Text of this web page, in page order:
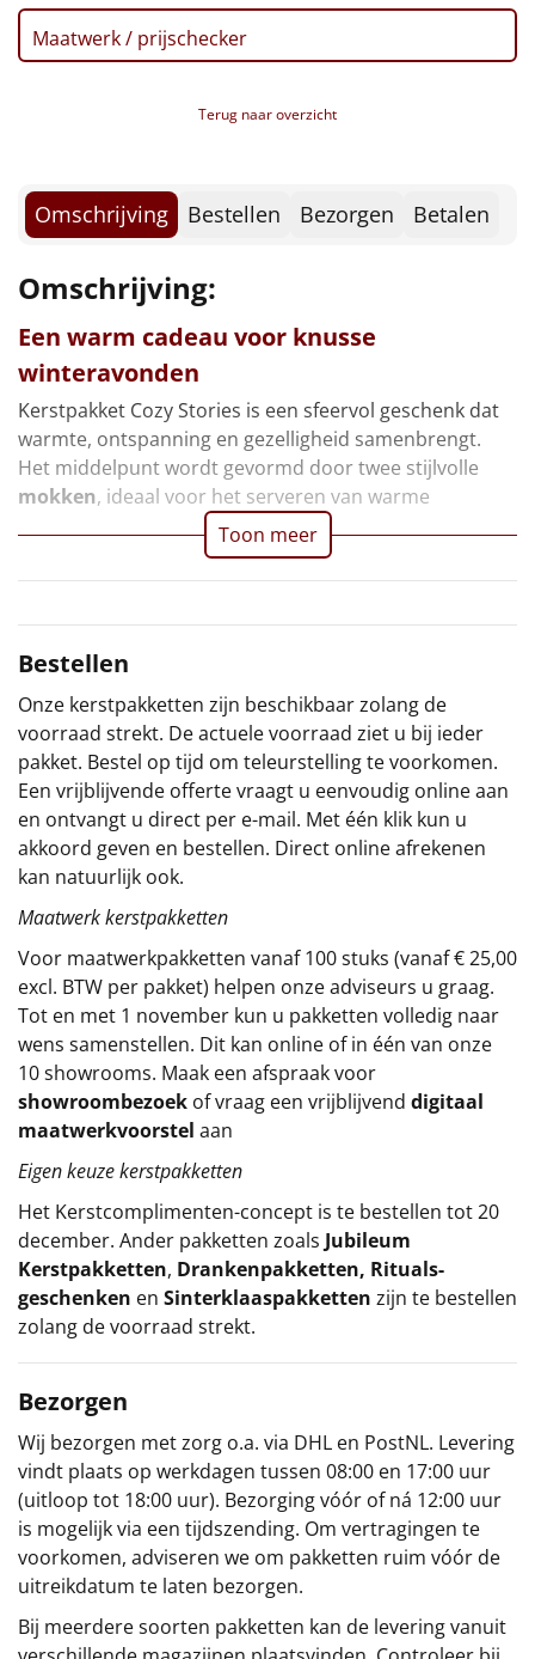
NIEUW
Borrelplank
NIEUW
Noodradio NIEUW
Deken (fleece plaid)
Alle artikelen
Overige
Ideeën
Personeel
Sinterklaaspakketten
Kerstgeschenken 2026
Relatiegeschenken
Cadeaubon
Per stuk
Alle overige
Maatwerk / prijschecker
Terug naar overzicht
Omschrijving Bestellen Bezorgen Betalen
Omschrijving:
Een warm cadeau voor knusse
winteravonden
Kerstpakket Cozy Stories is een sfeervol geschenk dat
warmte, ontspanning en gezelligheid samenbrengt.
Het middelpunt wordt gevormd door twee stijlvolle
mokken, ideaal voor het serveren van warme
Toon meer
Bestellen
Onze kerstpakketten zijn beschikbaar zolang de
voorraad strekt. De actuele voorraad ziet u bij ieder
pakket. Bestel op tijd om teleurstelling te voorkomen.
Een vrijblijvende offerte vraagt u eenvoudig online aan
en ontvangt u direct per e-mail. Met één klik kun u
akkoord geven en bestellen. Direct online afrekenen
kan natuurlijk ook.
Maatwerk kerstpakketten
Voor maatwerkpakketten vanaf 100 stuks (vanaf € 25,00
excl. BTW per pakket) helpen onze adviseurs u graag.
Tot en met 1 november kun u pakketten volledig naar
wens samenstellen. Dit kan online of in één van onze
10 showrooms. Maak een afspraak voor
showroombezoek of vraag een vrijblijvend digitaal
maatwerkvoorstel aan
Eigen keuze kerstpakketten
Het Kerstcomplimenten-concept is te bestellen tot 20
december. Ander pakketten zoals Jubileum
Kerstpakketten, Drankenpakketten, Rituals-
geschenken en Sinterklaaspakketten zijn te bestellen
zolang de voorraad strekt.
Bezorgen
Wij bezorgen met zorg o.a. via DHL en PostNL. Levering
vindt plaats op werkdagen tussen 08:00 en 17:00 uur
(uitloop tot 18:00 uur). Bezorging vóór of ná 12:00 uur
is mogelijk via een tijdszending. Om vertragingen te
voorkomen, adviseren we om pakketten ruim vóór de
uitreikdatum te laten bezorgen.
Bij meerdere soorten pakketten kan de levering vanuit